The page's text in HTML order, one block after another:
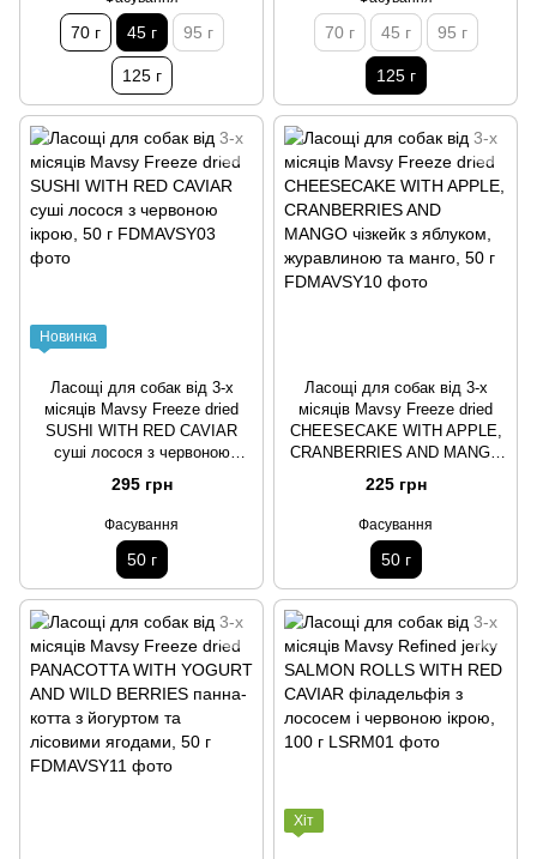
70 г 45 г 95 г
125 г
70 г 45 г 95 г
125 г
Новинка
Ласощі для собак від 3-х
місяців Mavsy Freeze dried
SUSHI WITH RED CAVIAR
суші лосося з червоною
ікрою, 50 г
295 грн
Фасування
50 г
Ласощі для собак від 3-х
місяців Mavsy Freeze dried
CHEESECAKE WITH APPLE,
CRANBERRIES AND MANGO
чізкейк з яблуком,
журавлиною та манго, 50 г
225 грн
Фасування
50 г
Хіт